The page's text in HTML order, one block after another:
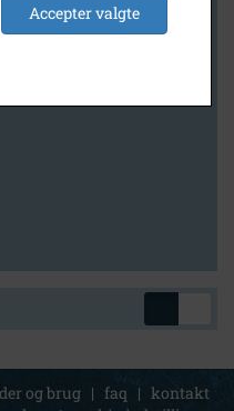
og brug | faq | kontakt
Accepter valgte